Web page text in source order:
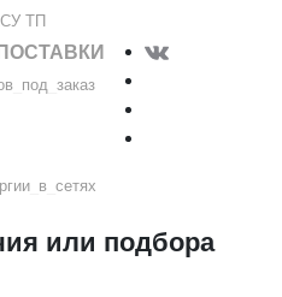
ТП
ПОСТАВКИ
под заказ
в сетях
или подбора